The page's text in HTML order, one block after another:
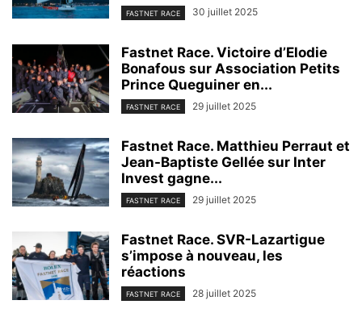
FASTNET RACE 30 juillet 2025
Fastnet Race. Victoire d’Elodie
Bonafous sur Association Petits
Prince Queguiner en...
FASTNET RACE 29 juillet 2025
Fastnet Race. Matthieu Perraut et
Jean-Baptiste Gellée sur Inter
Invest gagne...
FASTNET RACE 29 juillet 2025
Fastnet Race. SVR-Lazartigue
s’impose à nouveau, les
réactions
FASTNET RACE 28 juillet 2025